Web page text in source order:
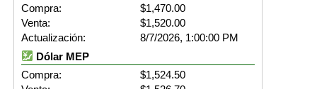
Compra:
$1,470.00
Venta:
$1,520.00
Actualización:
8/7/2026, 1:00:00 PM
Dólar MEP
Compra:
$1,524.50